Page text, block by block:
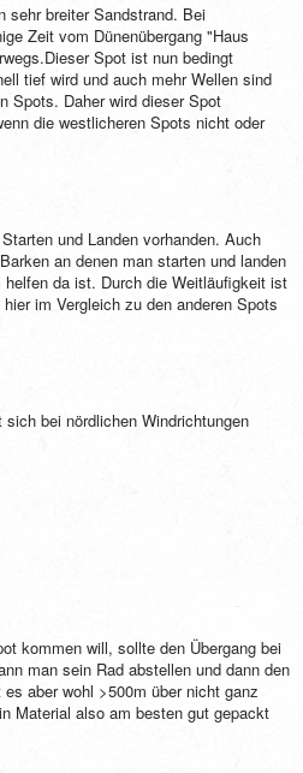
sehr breiter Sandstrand. Bei
Zeit vom Dünenübergang "Haus
Spot ist nun bedingt
tief wird und auch mehr Wellen sind
Spots. Daher wird dieser Spot
die westlicheren Spots nicht oder
und Landen vorhanden. Auch
an denen man starten und landen
da ist. Durch die Weitläufigkeit ist
im Vergleich zu den anderen Spots
bei nördlichen Windrichtungen
kommen will, sollte den Übergang bei
man sein Rad abstellen und dann den
aber wohl >500m über nicht ganz
Material also am besten gut gepackt